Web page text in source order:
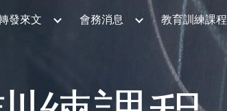
Skip to navigation
發來文 會務消息 教育訓練課程